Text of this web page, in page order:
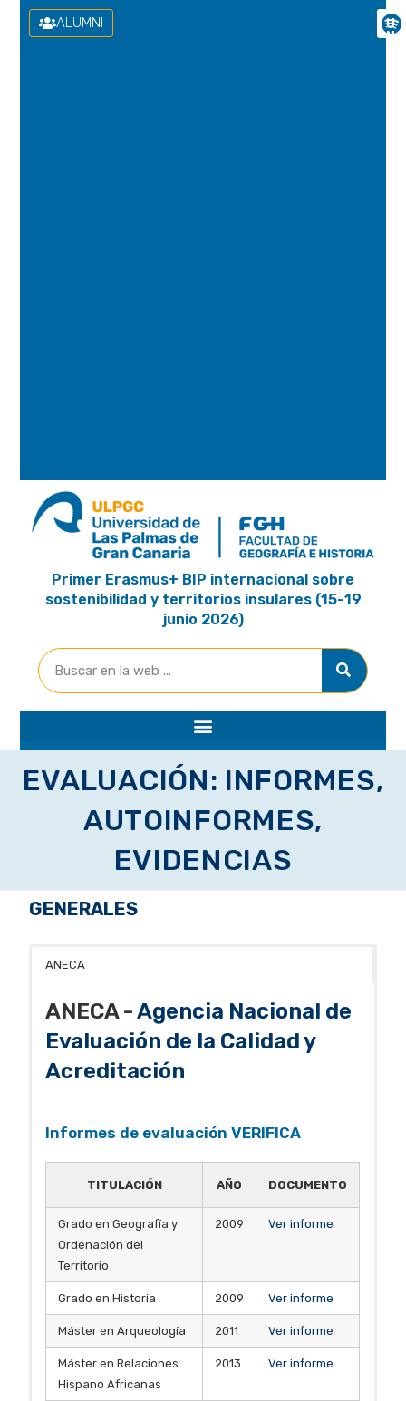
ALUMNI
U
N
Primer Erasmus+ BIP internacional sobre
sostenibilidad y territorios insulares (15-19
junio 2026)
EVALUACIÓN: INFORMES,
AUTOINFORMES,
EVIDENCIAS
GENERALES
ANECA
ANECA -Agencia Nacional de
Evaluación de la Calidad y
Acreditación
Informes de evaluación VERIFICA
TITULACIÓN AÑO DOCUMENTO
Grado en Geografía y
Ordenación del
Territorio
2009 Ver informe
Grado en Historia 2009 Ver informe
Máster en Arqueología 2011 Ver informe
Máster en Relaciones
Hispano Africanas
2013 Ver informe